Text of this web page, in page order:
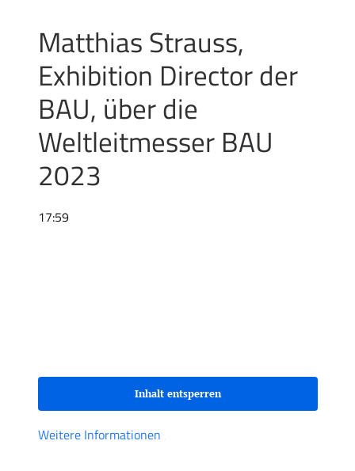
Matthias Strauss,
Exhibition Director der
BAU, über die
Weltleitmesser BAU
2023
17:59
Inhalt entsperren
Weitere Informationen